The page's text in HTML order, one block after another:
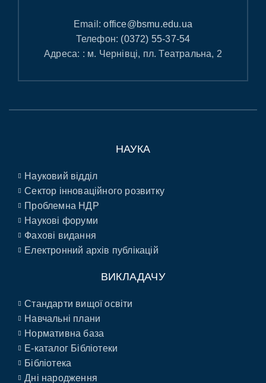
Email:office@bsmu.edu.ua
Телефон: (0372) 55-37-54
Адреса: : м. Чернівці, пл. Театральна, 2
НАУКА
Науковий відділ
Сектор інноваційного розвитку
Проблемна НДР
Наукові форуми
Фахові видання
Електронний архів публікацій
ВИКЛАДАЧУ
Стандарти вищої освіти
Навчальні плани
Нормативна база
E-каталог Бібліотеки
Бібліотека
Дні народження